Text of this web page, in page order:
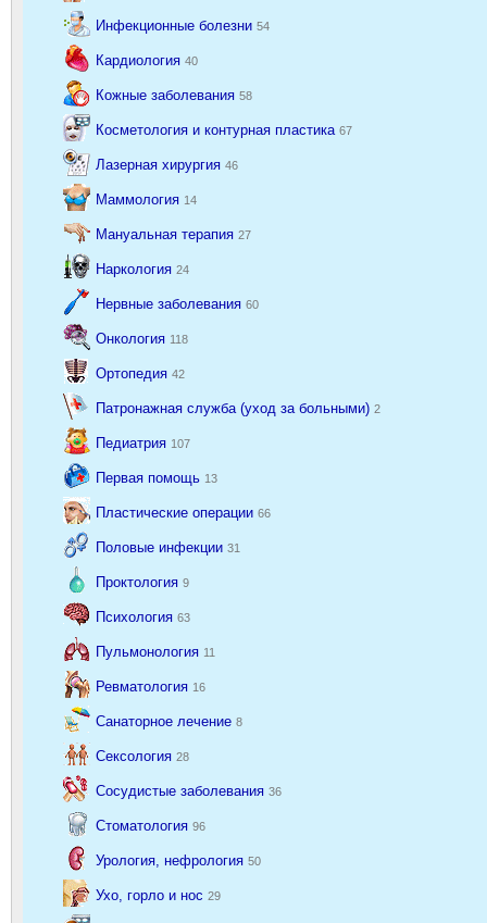
Инфекционные болезни 54
Кардиология 40
Кожные заболевания 58
Косметология и контурная пластика 67
Лазерная хирургия 46
Маммология 14
Мануальная терапия 27
Наркология 24
Нервные заболевания 60
Онкология 118
Ортопедия 42
Патронажная служба (уход за больными) 2
Педиатрия 107
Первая помощь 13
Пластические операции 66
Половые инфекции 31
Проктология 9
Психология 63
Пульмонология 11
Ревматология 16
Санаторное лечение 8
Сексология 28
Сосудистые заболевания 36
Стоматология 96
Урология, нефрология 50
Ухо, горло и нос 29